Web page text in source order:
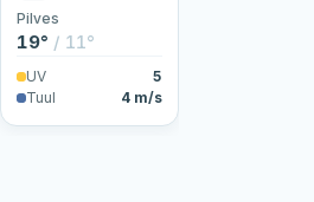
Pilves
19° / 11°
UV
5
Tuul
4 m/s